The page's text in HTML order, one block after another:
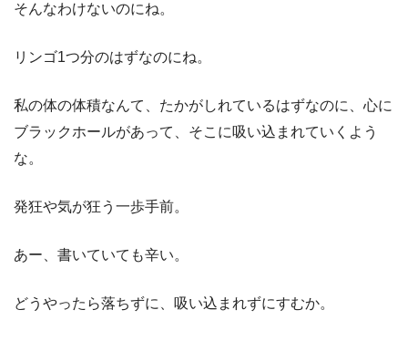
そんなわけないのにね。
リンゴ1つ分のはずなのにね。
私の体の体積なんて、たかがしれているはずなのに、心に
ブラックホールがあって、そこに吸い込まれていくよう
な。
発狂や気が狂う一歩手前。
あー、書いていても辛い。
どうやったら落ちずに、吸い込まれずにすむか。